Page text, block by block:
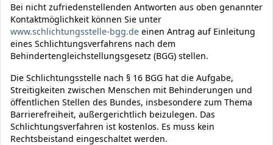
Bei nicht zufriedenstellenden Antworten aus oben genannter
Kontaktmöglichkeit können Sie unter
www.schlichtungsstelle-bgg.de einen Antrag auf Einleitung
eines Schlichtungsverfahrens nach dem
Behindertengleichstellungsgesetz (BGG) stellen.
Die Schlichtungsstelle nach § 16 BGG hat die Aufgabe,
Streitigkeiten zwischen Menschen mit Behinderungen und
öffentlichen Stellen des Bundes, insbesondere zum Thema
Barrierefreiheit, außergerichtlich beizulegen. Das
Schlichtungsverfahren ist kostenlos. Es muss kein
Rechtsbeistand eingeschaltet werden.